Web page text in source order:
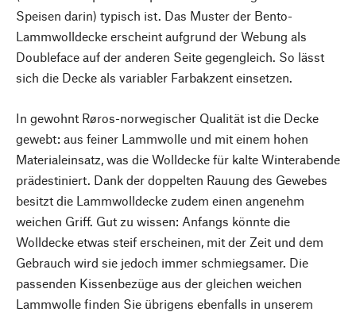
Speisen darin) typisch ist. Das Muster der Bento-
Lammwolldecke erscheint aufgrund der Webung als
Doubleface auf der anderen Seite gegengleich. So lässt
sich die Decke als variabler Farbakzent einsetzen.
In gewohnt Røros-norwegischer Qualität ist die Decke
gewebt: aus feiner Lammwolle und mit einem hohen
Materialeinsatz, was die Wolldecke für kalte Winterabende
prädestiniert. Dank der doppelten Rauung des Gewebes
besitzt die Lammwolldecke zudem einen angenehm
weichen Griff. Gut zu wissen: Anfangs könnte die
Wolldecke etwas steif erscheinen, mit der Zeit und dem
Gebrauch wird sie jedoch immer schmiegsamer. Die
passenden Kissenbezüge aus der gleichen weichen
Lammwolle finden Sie übrigens ebenfalls in unserem